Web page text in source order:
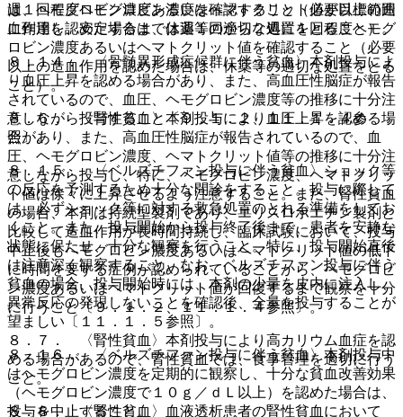
週１回程度ヘモグロビン濃度を確認すること（必要以上の造
血作用を認めた場合は、休薬等の適切な処置をとること）。
８．１４． 〈骨髄異形成症候群に伴う貧血〉本剤投与によ
り血圧上昇を認める場合があり、また、高血圧性脳症が報告
されているので、血圧、ヘモグロビン濃度等の推移に十分注
意しながら投与すること〔９．１．２、１１．１．４参
照〕。
８．１５． 〈ベルズチファン投与に伴う貧血〉ショック等
の反応を予測するため十分な問診をすること。投与に際して
は、必ずショック等に対する救急処置のとれる準備をしてお
くこと。また、投与開始から投与終了後まで、患者を安静な
状態に保たせ、十分な観察を行うこと。特に、投与開始直後
は注意深く観察すること。なお、ベルズチファン投与に伴う
貧血の場合、投与開始時には、本剤の少量を皮内に注入し、
異常反応の発現しないことを確認後、全量を投与することが
望ましい〔１１．１．５参照〕。
８．１６． 〈ベルズチファン投与に伴う貧血〉本剤投与中
はヘモグロビン濃度を定期的に観察し、十分な貧血改善効果
（ヘモグロビン濃度で１０ｇ／ｄＬ以上）を認めた場合は、
投与を中止すること。
は、ヘモグロビン濃度あるいはヘマトクリット値が目標範囲
に到達し、安定するまでは週１回から２週に１回程度ヘモグ
ロビン濃度あるいはヘマトクリット値を確認すること（必要
以上の造血作用を認めた場合は、休薬等の適切な処置をとる
こと）。
８．６． 〈腎性貧血〉本剤投与により血圧上昇を認める場
合があり、また、高血圧性脳症が報告されているので、血
圧、ヘモグロビン濃度、ヘマトクリット値等の推移に十分注
意しながら投与し、特に、ヘモグロビン濃度、ヘマトクリッ
ト値は徐々に上昇させるよう注意すること。また、腎性貧血
の場合、本剤は持続型製剤であり、エリスロポエチン製剤と
比較して造血作用が長時間持続し、臨床試験において、投与
中止後もヘモグロビン濃度あるいはヘマトクリット値の低下
に時間を要する症例が認められていることから、ヘモグロビ
ン濃度あるいはヘマトクリット値が回復するまで観察を十分
に行うこと〔９．１．２、１１．１．４参照〕。
８．７． 〈腎性貧血〉本剤投与により高カリウム血症を認
める場合があるので、腎性貧血では、食事管理を適切に行う
こと。
８．８． 〈腎性貧血〉血液透析患者の腎性貧血において